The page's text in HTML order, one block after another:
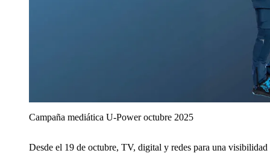
Campaña mediática U‑Power octubre 2025
Desde el 19 de octubre, TV, digital y redes para una